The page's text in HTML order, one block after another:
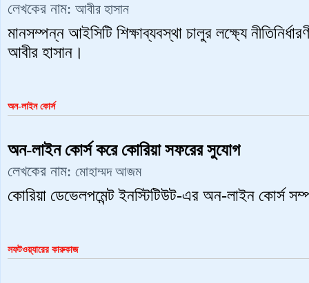
লেখকের নাম: আবীর হাসান
মানসম্পন্ন আইসিটি শিক্ষাব্যবস্থা চালুর লক্ষ্যে
আবীর হাসান।
অন-লাইন কোর্স
অন-লাইন কোর্স করে কোরিয়া সফরের সুযোগ
লেখকের নাম: মোহাম্মদ আজম
কোরিয়া ডেভেলপমেন্ট ইনস্টিটিউট-এর অন-লাইন কোর্স
সফটওয়্যারের কারুকাজ